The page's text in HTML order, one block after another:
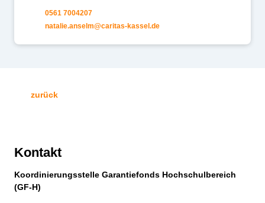
0561 7004207
n t ns lm c r t s-k ss d
zurück
Kontakt
Koordinierungsstelle Garantiefonds Hochschulbereich
(GF-H)